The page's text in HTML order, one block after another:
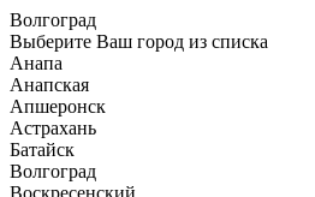
Волгоград
Выберите Ваш город из списка
Анапа
Анапская
Апшеронск
Астрахань
Батайск
Волгоград
Воскресенский